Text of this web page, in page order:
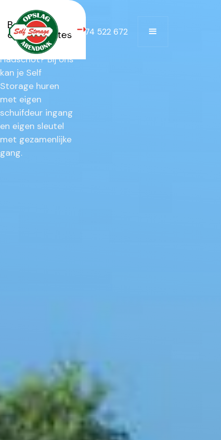
+32 474 522 672
Op zoek naar Self
Storage te huur
in de buurt van
Hadschot?‎ ‍Bij ons
kan je Self
Storage huren
met eigen
schuifdeur ingang
en eigen sleutel
met gezamenlijke
gang.
Bekijk alle
opslagruimtes